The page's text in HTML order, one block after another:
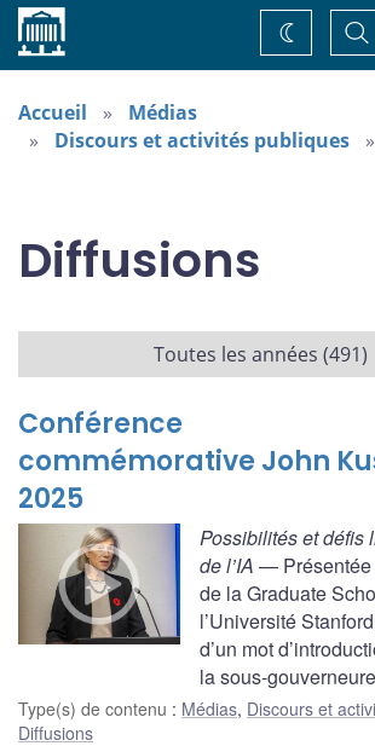
Accueil la
Changez
de
Accueil
Médias
Discours et activités publiques
Diffusions
Toutes les années (491)
Conférence
commémorative John
2025
Possibilités et défis
de l’IA — Présentée
de la Graduate
l’Université
d’un mot
la sous-
Type(s) de contenu : Médias, Discours et
Diffusions